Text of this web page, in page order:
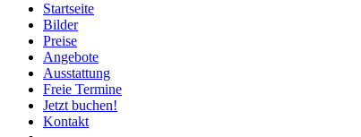
Startseite
Bilder
Preise
Angebote
Ausstattung
Freie Termine
Jetzt buchen!
Kontakt